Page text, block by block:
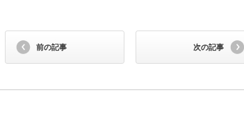
前の記事 次の記事